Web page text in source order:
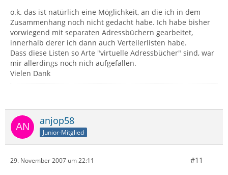
o.k. das ist natürlich eine Möglichkeit, an die ich in dem
Zusammenhang noch nicht gedacht habe. Ich habe bisher
vorwiegend mit separaten Adressbüchern gearbeitet,
innerhalb derer ich dann auch Verteilerlisten habe.
Dass diese Listen so Arte "virtuelle Adressbücher" sind, war
mir allerdings noch nich aufgefallen.
Vielen Dank
anjop58
Junior-Mitglied
29. November 2007 um 22:11 #11